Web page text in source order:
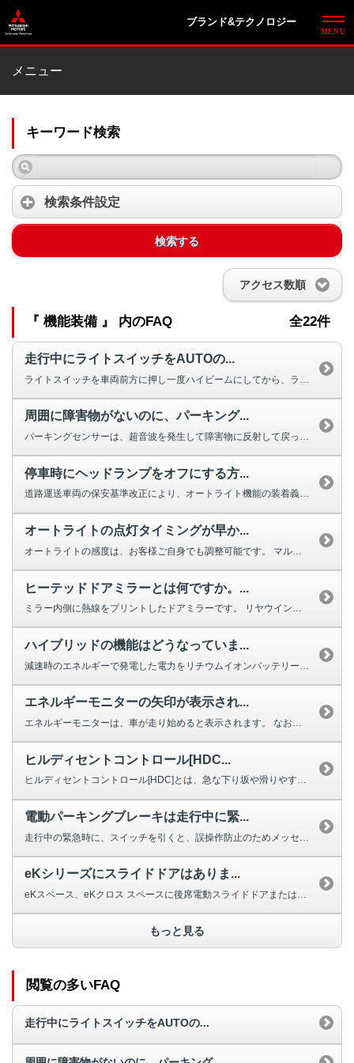
ブランド&テクノロジー
メニュー
キーワード検索
検索条件設定
検索する
アクセス数順
『 機能装備 』 内のFAQ 全22件
走行中にライトスイッチをAUTOの...
周囲に障害物がないのに、パーキング...
パーキングセンサーは、超音波を発生して障害物に反射して戻ってくるまでの時間...
停車時にヘッドランプをオフにする方...
道路運送車両の保安基準改正により、オートライト機能の装着義務化と夜間走行中...
オートライトの点灯タイミングが早か...
オートライトの感度は、お客様ご自身でも調整可能です。 マルチインフォ...
ヒーテッドドアミラーとは何ですか。...
ミラー内側に熱線をプリントしたドアミラーです。 リヤウインドウデフォッガ...
ハイブリッドの機能はどうなっていま...
エネルギーモニターの矢印が表示され...
エネルギーモニターは、車が走り始めると表示されます。 なお、12Vバッテ...
ヒルディセントコントロール[HDC...
ヒルディセントコントロール[HDC]とは、急な下り坂や滑りやすい路面を下る...
電動パーキングブレーキは走行中に緊...
eKシリーズにスライドドアはありま...
eKスペース、eKクロス スペースに後席電動スライドドアまたは手動式スライ...
もっと見る
閲覧の多いFAQ
走行中にライトスイッチをAUTOの...